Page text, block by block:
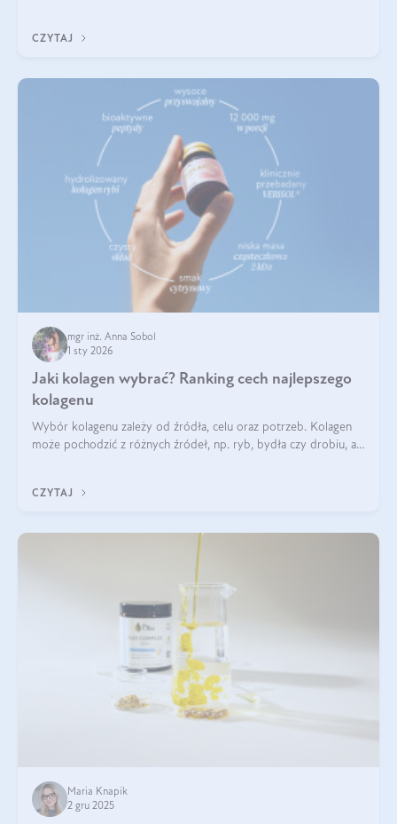
CZYTAJ
mgr inż. Anna Sobol
1 sty 2026
Jaki kolagen wybrać? Ranking cech najlepszego
kolagenu
Wybór kolagenu zależy od źródła, celu oraz potrzeb. Kolagen
może pochodzić z różnych źródeł, np. ryb, bydła czy drobiu, a
bydlęcy.
CZYTAJ
Maria Knapik
2 gru 2025